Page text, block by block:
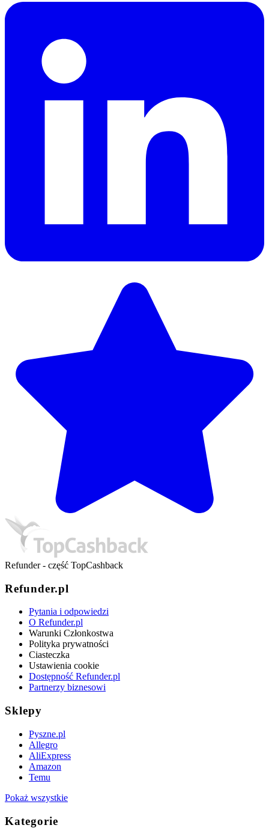
Refunder - część TopCashback
Refunder.pl
Pytania i odpowiedzi
O Refunder.pl
Warunki Członkostwa
Polityka prywatności
Ciasteczka
Ustawienia cookie
Dostępność Refunder.pl
Partnerzy biznesowi
Sklepy
Pyszne.pl
Allegro
AliExpress
Amazon
Temu
Pokaż wszystkie
Kategorie